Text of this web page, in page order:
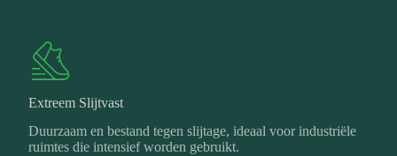
Extreem Slijtvast
Duurzaam en bestand tegen slijtage, ideaal voor industriële
ruimtes die intensief worden gebruikt.